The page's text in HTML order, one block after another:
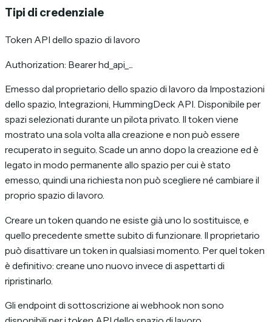
Tipi di credenziale
Token API dello spazio di lavoro
Authorization: Bearer hd_api_...
Emesso dal proprietario dello spazio di lavoro da Impostazioni
dello spazio, Integrazioni, HummingDeck API. Disponibile per
spazi selezionati durante un pilota privato. Il token viene
mostrato una sola volta alla creazione e non può essere
recuperato in seguito. Scade un anno dopo la creazione ed è
legato in modo permanente allo spazio per cui è stato
emesso, quindi una richiesta non può scegliere né cambiare il
proprio spazio di lavoro.
Creare un token quando ne esiste già uno lo sostituisce, e
quello precedente smette subito di funzionare. Il proprietario
può disattivare un token in qualsiasi momento. Per quel token
è definitivo: creane uno nuovo invece di aspettarti di
ripristinarlo.
Gli endpoint di sottoscrizione ai webhook non sono